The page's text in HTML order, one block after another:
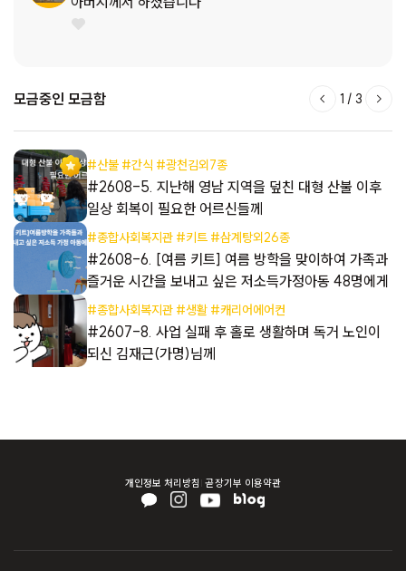
모금중인 모금함 1 / 3
#산불 #간식 #광천김외7종
#2608-5. 지난해 영남 지역을 덮친 대형 산불 이후
일상 회복이 필요한 어르신들께
#종합사회복지관 #키트 #삼계탕외26종
#2608-6. [여름 키트] 여름 방학을 맞이하여 가족과
즐거운 시간을 보내고 싶은 저소득가정아동 48명에게
#종합사회복지관 #생활 #캐리어에어컨
#2607-8. 사업 실패 후 홀로 생활하며 독거 노인이
되신 김재근(가명)님께
개인정보 처리방침 곧장기부 이용약관